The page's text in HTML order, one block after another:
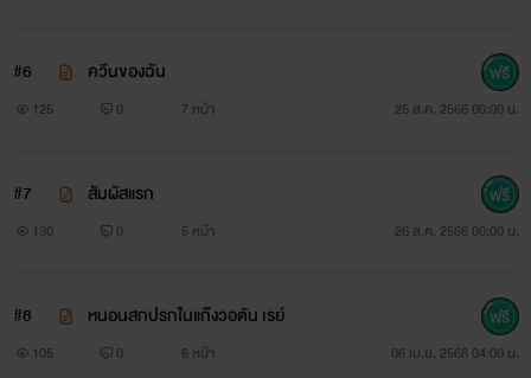
#6 ควีนของฉัน
125 0 7 หน้า 25 ส.ค. 2566 00:00 น.
#7 สัมผัสแรก
130 0 5 หน้า 26 ส.ค. 2566 00:00 น.
#8 หนอนสกปรกในแก๊งวอตัน เรย์
105 0 6 หน้า 06 เม.ย. 2568 04:00 น.